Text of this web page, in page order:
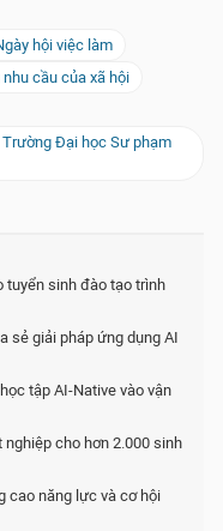
hội việc làm
cầu của xã hội
Đại học Sư phạm
tuyển sinh đào tạo trình
sẻ giải pháp ứng dụng AI
tập AI-Native vào vận
cho hơn 2.000 sinh
cao năng lực và cơ hội